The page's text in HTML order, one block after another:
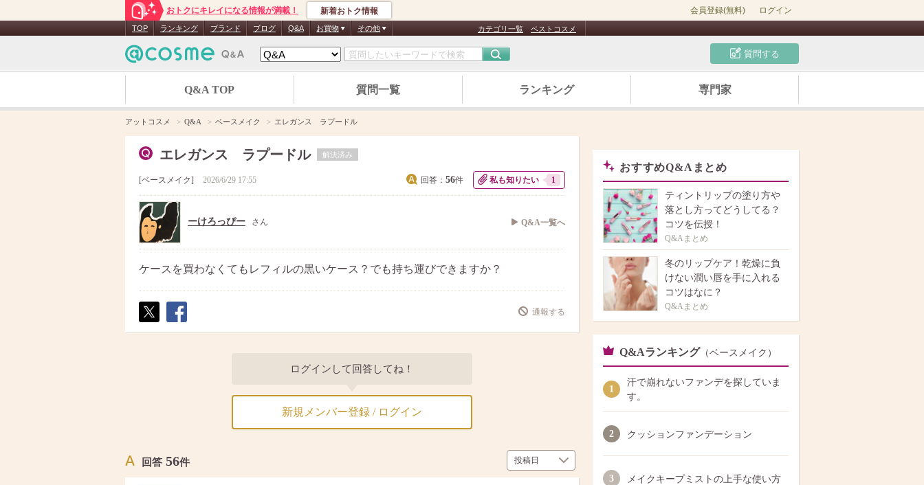
おトクにキレイになる情報が満載！ 新着おトク情報 会員登録(無料) ログイン
TOP ランキング ブランド ブログ Q&A お買物 その他 カテゴリ一覧 ベストコスメ
質問する
Q&A TOP 質問一覧 ランキング 専門家
アットコスメ Q&A ベースメイク エレガンス ラプードル
エレガンス ラプードル 解決済み
ベースメイク 2026/6/29 17:55 回答： 56件 私も知りたい 1
ーけろっぴー さん Q&A一覧へ
ケースを買わなくてもレフィルの黒いケース？でも持ち運びできますか？
ト
ア
通報する
ログインして回答してね！
新規メンバー登録 / ログイン
回答 56件
おすすめQ&Aまとめ
ティントリップの塗り方や
落とし方ってどうしてる？
コツを伝授！
Q&Aまとめ
冬のリップケア！乾燥に負
けない潤い唇を手に入れる
コツはなに？
Q&Aまとめ
Q&Aランキング （ベースメイク）
1
汗で崩れないファンデを探していま
す。
2 クッションファンデーション
3 メイクキープミストの上手な使い方